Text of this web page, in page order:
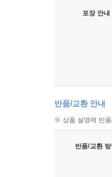
포장 안내
반품/교환 안내
※ 상품 설명에 반
반품/교환 방